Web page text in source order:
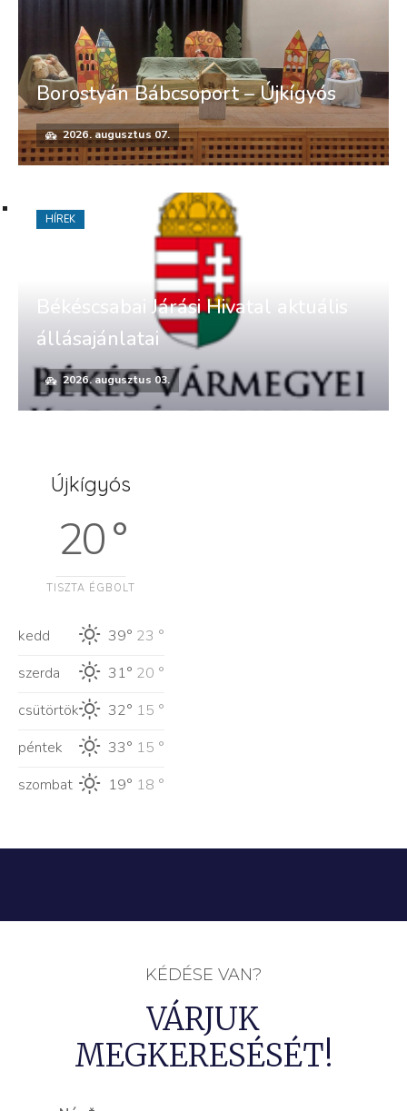
Borostyán Bábcsoport – Újkígyós
2026. augusztus 07.
Békéscsabai Járási Hivatal aktuális
állásajánlatai
2026. augusztus 03.
HÍREK
Újkígyós
20 °
TISZTA ÉGBOLT
kedd 39° 23 °
szerda
31° 20 °
csütörtök
32° 15 °
péntek
33° 15 °
szombat
19° 18 °
KÉDÉSE VAN?
VÁRJUK
MEGKERESÉSÉT!